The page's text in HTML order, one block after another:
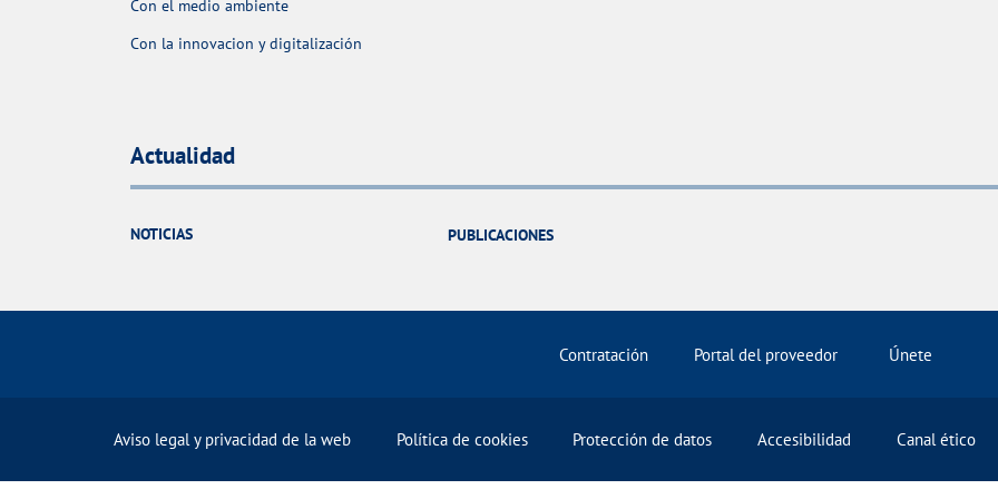
Con el medio ambiente
Con la innovacion y digitalización
Actualidad
NOTICIAS PUBLICACIONES
Contratación Portal del proveedor Únete
Aviso legal y privacidad de la web Política de cookies Protección de datos Accesibilidad Canal ético